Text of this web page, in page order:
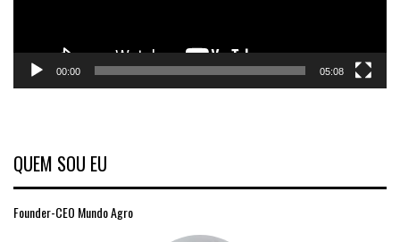
00:00 05:08
QUEM SOU EU
Founder-CEO Mundo Agro